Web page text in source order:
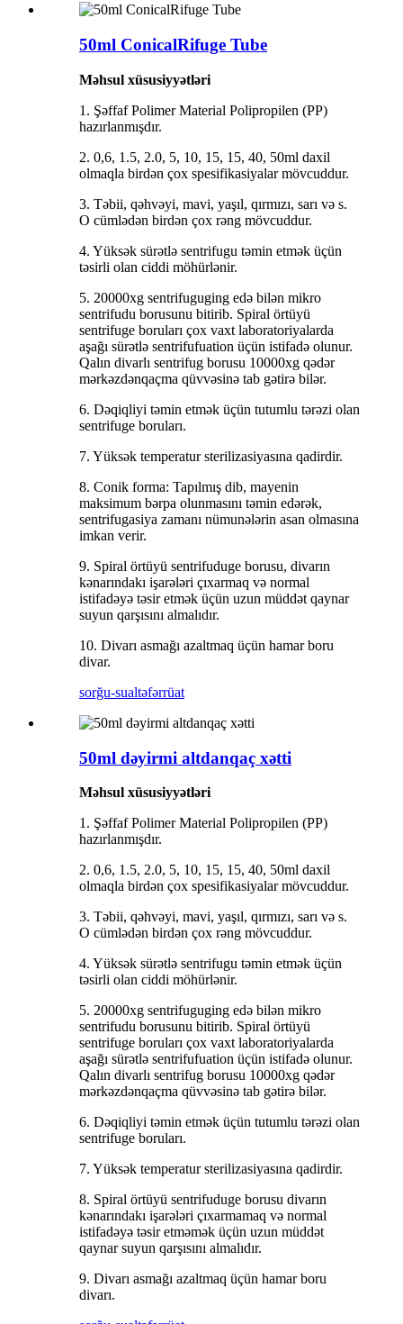
50ml ConicalRifuge Tube
Məhsul xüsusiyyətləri
1. Şəffaf Polimer Material Polipropilen (PP)
hazırlanmışdır.
2. 0,6, 1.5, 2.0, 5, 10, 15, 15, 40, 50ml daxil
olmaqla birdən çox spesifikasiyalar mövcuddur.
3. Təbii, qəhvəyi, mavi, yaşıl, qırmızı, sarı və s.
O cümlədən birdən çox rəng mövcuddur.
4. Yüksək sürətlə sentrifugu təmin etmək üçün
təsirli olan ciddi möhürlənir.
5. 20000xg sentrifuguging edə bilən mikro
sentrifudu borusunu bitirib. Spiral örtüyü
sentrifuge boruları çox vaxt laboratoriyalarda
aşağı sürətlə sentrifufuation üçün istifadə olunur.
Qalın divarlı sentrifug borusu 10000xg qədər
mərkəzdənqaçma qüvvəsinə tab gətirə bilər.
6. Dəqiqliyi təmin etmək üçün tutumlu tərəzi olan
sentrifuge boruları.
7. Yüksək temperatur sterilizasiyasına qadirdir.
8. Conik forma: Tapılmış dib, mayenin
maksimum bərpa olunmasını təmin edərək,
sentrifugasiya zamanı nümunələrin asan olmasına
imkan verir.
9. Spiral örtüyü sentrifuduge borusu, divarın
kənarındakı işarələri çıxarmaq və normal
istifadəyə təsir etmək üçün uzun müddət qaynar
suyun qarşısını almalıdır.
10. Divarı asmağı azaltmaq üçün hamar boru
divar.
sorğu-sualtəfərrüat
50ml dəyirmi altdanqaç xətti
Məhsul xüsusiyyətləri
1. Şəffaf Polimer Material Polipropilen (PP)
hazırlanmışdır.
2. 0,6, 1.5, 2.0, 5, 10, 15, 15, 40, 50ml daxil
olmaqla birdən çox spesifikasiyalar mövcuddur.
3. Təbii, qəhvəyi, mavi, yaşıl, qırmızı, sarı və s.
O cümlədən birdən çox rəng mövcuddur.
4. Yüksək sürətlə sentrifugu təmin etmək üçün
təsirli olan ciddi möhürlənir.
5. 20000xg sentrifuguging edə bilən mikro
sentrifudu borusunu bitirib. Spiral örtüyü
sentrifuge boruları çox vaxt laboratoriyalarda
aşağı sürətlə sentrifufuation üçün istifadə olunur.
Qalın divarlı sentrifug borusu 10000xg qədər
mərkəzdənqaçma qüvvəsinə tab gətirə bilər.
6. Dəqiqliyi təmin etmək üçün tutumlu tərəzi olan
sentrifuge boruları.
7. Yüksək temperatur sterilizasiyasına qadirdir.
8. Spiral örtüyü sentrifuduge borusu divarın
kənarındakı işarələri çıxarmamaq və normal
istifadəyə təsir etməmək üçün uzun müddət
qaynar suyun qarşısını almalıdır.
9. Divarı asmağı azaltmaq üçün hamar boru
divarı.